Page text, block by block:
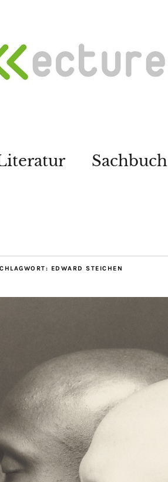
Sachbuch
EDWARD STEICHEN